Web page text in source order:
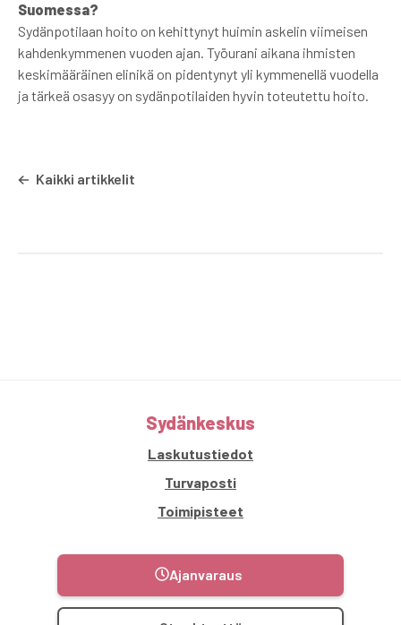
Suomessa?
Sydänpotilaan hoito on kehittynyt huimin askelin viimeisen
kahdenkymmenen vuoden ajan. Työurani aikana ihmisten
keskimääräinen elinikä on pidentynyt yli kymmenellä vuodella
ja tärkeä osasyy on sydänpotilaiden hyvin toteutettu hoito.
Kaikki artikkelit
Sydänkeskus
Laskutustiedot
Turvaposti
Toimipisteet
Ajanvaraus